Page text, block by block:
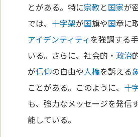
とがある。特に宗教と国家が
では、 十字架が国旗や国章に
アイデンティティを強調する
いる。さらに、社会的・ 政治
が信仰の自由や人権を訴える
ことがある。このように、 十
も、強力なメッセージを発信
能している。